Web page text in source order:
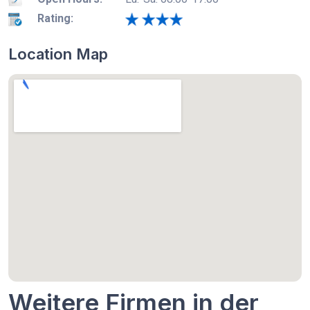
Rating:
Location Map
Weitere Firmen in der